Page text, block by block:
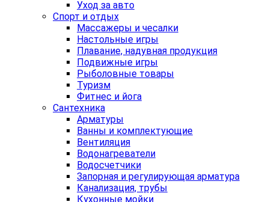
Уход за авто
Спорт и отдых
Массажеры и чесалки
Настольные игры
Плавание, надувная продукция
Подвижные игры
Рыболовные товары
Туризм
Фитнес и йога
Сантехника
Арматуры
Ванны и комплектующие
Вентиляция
Водонагреватели
Водосчетчики
Запорная и регулирующая арматура
Канализация, трубы
Кухонные мойки